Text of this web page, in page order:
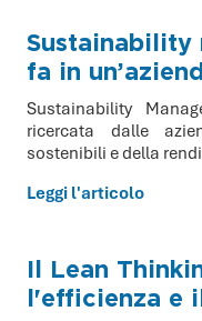
Sustainability
fa in
Sustainability
ricercata dalle
sostenibili e della
Leggi l'articolo
Il Lean
l'efficienza e